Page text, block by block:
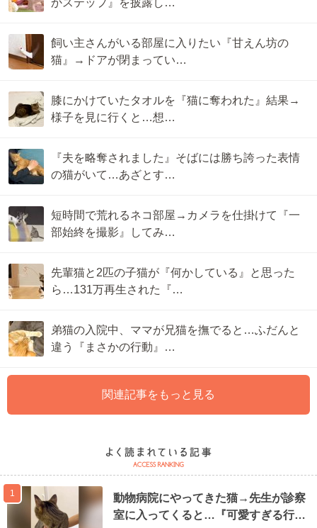
かステップ』を披露し…
飼い主さんがいる部屋に入りたい『甘えん坊の
猫』→ドアが閉まってい…
膝にかけていたタオルを『猫に奪われた』結果→
様子を見に行くと…想…
『夫を略奪されました』そばには勝ち誇った表情
の猫がいて…あざとす…
短時間で荒れるネコ部屋→カメラを仕掛けて『一
部始終を撮影』してみ…
先輩猫と2匹の子猫が『何かしている』と思った
ら…131万再生された『…
弟猫の入院中、ママが兄猫を撫でると…ふだんと
違う『まさかの行動』…
関連記事をもっと見る
1
動物病院にやってきた猫→先生が診察
室に入ってくると…『可愛すぎる行…